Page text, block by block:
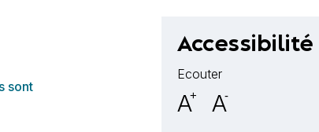
sont
Accessibilité
Ecouter
A+ A-